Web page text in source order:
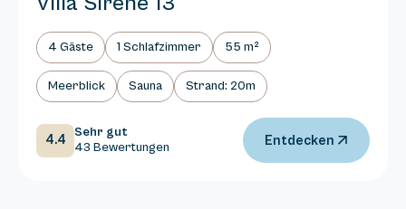
4 Gäste 1 Schlafzimmer 55 m²
Meerblick Sauna Strand: 20m
4.4
Sehr gut
43 Bewertungen
Entdecken